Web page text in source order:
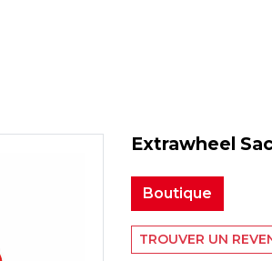
Extrawheel
Boutique
TROUVER UN